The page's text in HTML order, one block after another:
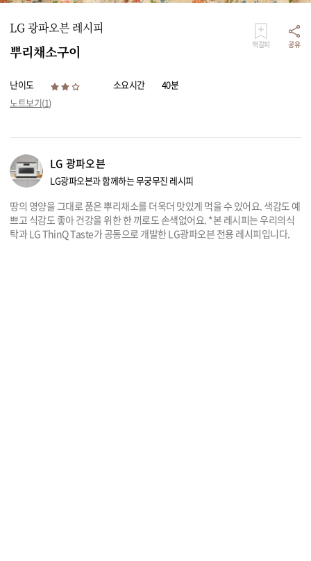
LG 광파오븐 레시피
뿌리채소구이 책갈피 공유
난이도 소요시간
40분
노트보기(1)
LG 광파오븐
LG광파오븐과 함께하는 무궁무진 레시피
땅의 영양을 그대로 품은 뿌리채소를 더욱더 맛있게 먹을 수 있어요. 색감도 예
쁘고 식감도 좋아 건강을 위한 한 끼로도 손색없어요. *본 레시피는 우리의식
탁과 LG ThinQ Taste가 공동으로 개발한 LG광파오븐 전용 레시피입니다.